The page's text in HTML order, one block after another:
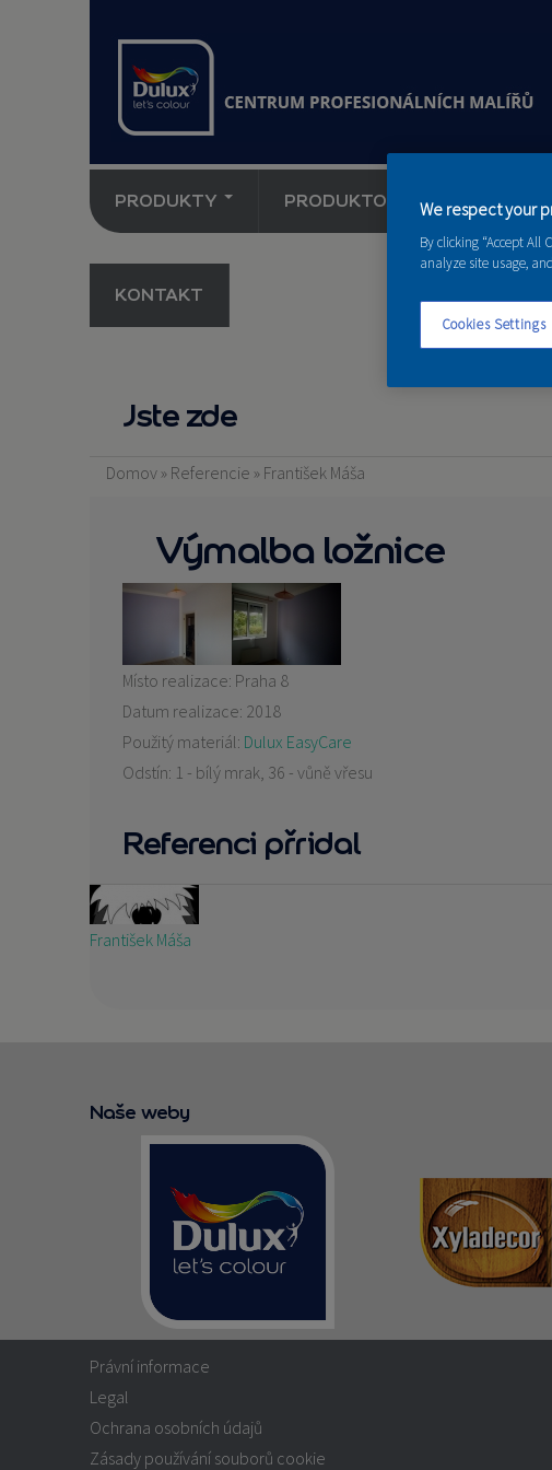
PRODUKTY PRODUKTOVÉ NOVINKY
KONTAKT
Jste zde
Domov » Referencie » František Máša
Výmalba ložnice
Místo realizace: Praha 8
Datum realizace: 2018
Použitý materiál: Dulux EasyCare
Odstín: 1 - bílý mrak, 36 - vůně vřesu
Referenci přridal
František Máša
Naše weby
Právní informace
Legal
Ochrana osobních údajů
Zásady používání souborů cookie
We respect your
By clicking “Accept All
analyze site usage,
Cookies Settings